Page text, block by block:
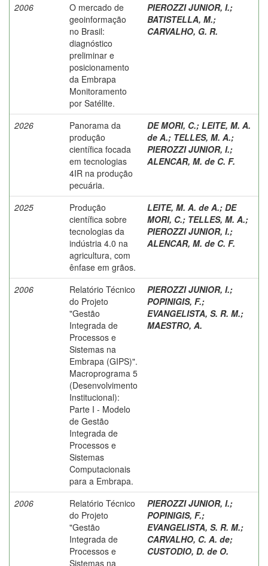
2006
O mercado de
geoinformação
no Brasil:
diagnóstico
preliminar e
posicionamento
da Embrapa
Monitoramento
por Satélite.
PIEROZZI JUNIOR, I.;
BATISTELLA, M.;
CARVALHO, G. R.
2026
Panorama da
produção
científica focada
em tecnologias
4IR na produção
pecuária.
DE MORI, C.; LEITE, M. A.
de A.; TELLES, M. A.;
PIEROZZI JUNIOR, I.;
ALENCAR, M. de C. F.
2025
Produção
científica sobre
tecnologias da
indústria 4.0 na
agricultura, com
ênfase em grãos.
LEITE, M. A. de A.; DE
MORI, C.; TELLES, M. A.;
PIEROZZI JUNIOR, I.;
ALENCAR, M. de C. F.
2006
Relatório Técnico
do Projeto
"Gestão
Integrada de
Processos e
Sistemas na
Embrapa (GIPS)".
Macroprograma 5
(Desenvolvimento
Institucional):
Parte I - Modelo
de Gestão
Integrada de
Processos e
Sistemas
Computacionais
para a Embrapa.
PIEROZZI JUNIOR, I.;
POPINIGIS, F.;
EVANGELISTA, S. R. M.;
MAESTRO, A.
2006
Relatório Técnico
do Projeto
"Gestão
Integrada de
Processos e
Sistemas na
PIEROZZI JUNIOR, I.;
POPINIGIS, F.;
EVANGELISTA, S. R. M.;
CARVALHO, C. A. de;
CUSTODIO, D. de O.